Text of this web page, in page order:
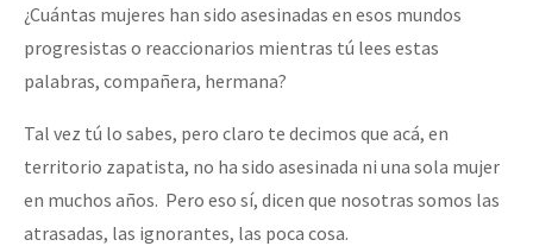
¿Cuántas mujeres han sido asesinadas en esos mundos
progresistas o reaccionarios mientras tú lees estas
palabras, compañera, hermana?
Tal vez tú lo sabes, pero claro te decimos que acá, en
territorio zapatista, no ha sido asesinada ni una sola mujer
en muchos años. Pero eso sí, dicen que nosotras somos las
atrasadas, las ignorantes, las poca cosa.